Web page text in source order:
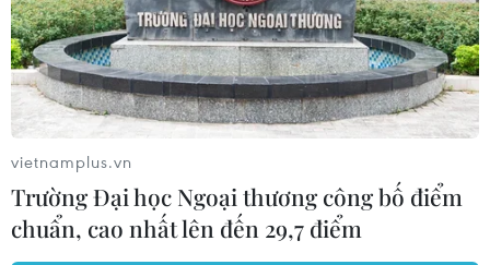
vietnamplus.vn
Trường Đại học Ngoại thương công bố điểm
chuẩn, cao nhất lên đến 29,7 điểm